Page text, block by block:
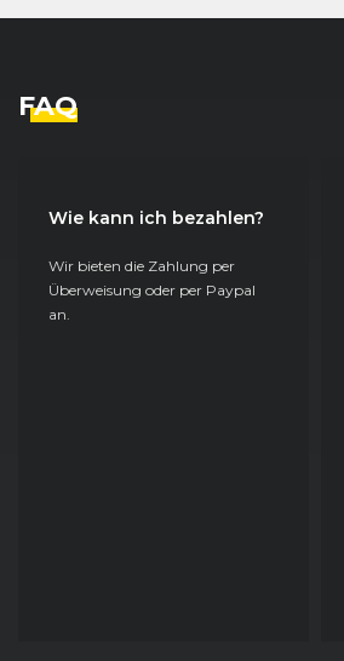
FAQ
Wie kann ich bezahlen?
Wir bieten die Zahlung per
Überweisung oder per Paypal
an.